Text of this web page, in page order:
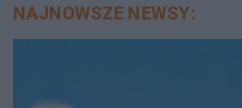
NAJNOWSZE NEWSY: